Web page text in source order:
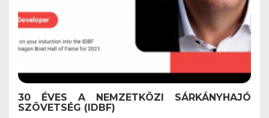
30 ÉVES A NEMZETKÖZI SÁRKÁNYHAJÓ
SZÖVETSÉG (IDBF)